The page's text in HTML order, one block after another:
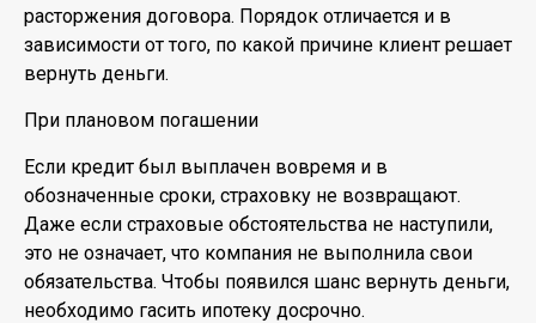
расторжения договора. Порядок отличается и в
зависимости от того, по какой причине клиент решает
вернуть деньги.
При плановом погашении
Если кредит был выплачен вовремя и в
обозначенные сроки, страховку не возвращают.
Даже если страховые обстоятельства не наступили,
это не означает, что компания не выполнила свои
обязательства. Чтобы появился шанс вернуть деньги,
необходимо гасить ипотеку досрочно.